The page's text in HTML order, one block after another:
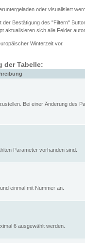
oder visualisiert
Bestätigung des "Filtern"
aktualisieren sich alle Felder
Winterzeit vor.
der Tabelle:
Bei einer Änderung des
Parameter vorhanden sind.
einmal mit Nummer an.
6 ausgewählt werden.